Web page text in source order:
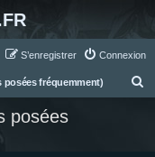
Connexion
S’enregistrer
fréquemment)
posées